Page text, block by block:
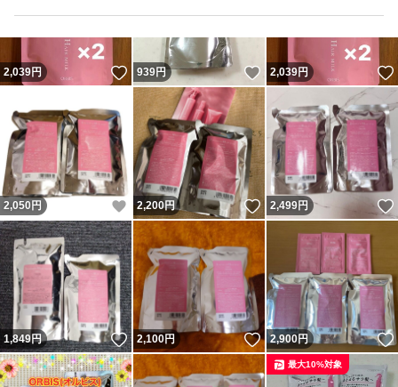
2,039円 いいね！
939円 いいね！
2,039円
2,050 円 いいね！
2,200円 いいね！
2,499円
1,849円 いいね！
2,100円 いいね！
2,900円
最大10%対象